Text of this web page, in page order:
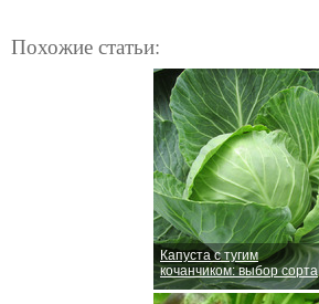
Похожие статьи:
Капуста с тугим
кочанчиком: выбор сорта